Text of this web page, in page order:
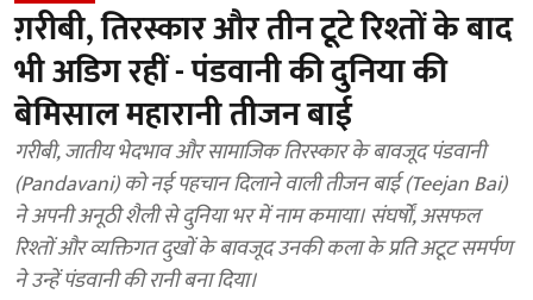
ग़रीबी, तिरस्कार और तीन टूटे रिश्तों के बाद
भी अडिग रहीं - पंडवानी की दुनिया की
बेमिसाल महारानी तीजन बाई
गरीबी, जातीय भेदभाव और सामाजिक तिरस्कार के बावजूद पंडवानी
(Pandavani) को नई पहचान दिलाने वाली तीजन बाई (Teejan Bai)
ने अपनी अनूठी शैली से दुनिया भर में नाम कमाया। संघर्षों, असफल
रिश्तों और व्यक्तिगत दुखों के बावजूद उनकी कला के प्रति अटूट समर्पण
ने उन्हें पंडवानी की रानी बना दिया।